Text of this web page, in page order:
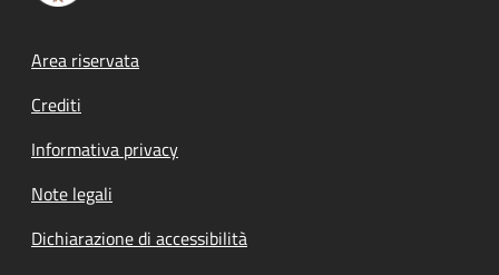
Footer menu
Area riservata
Crediti
Informativa privacy
Note legali
Dichiarazione di accessibilità